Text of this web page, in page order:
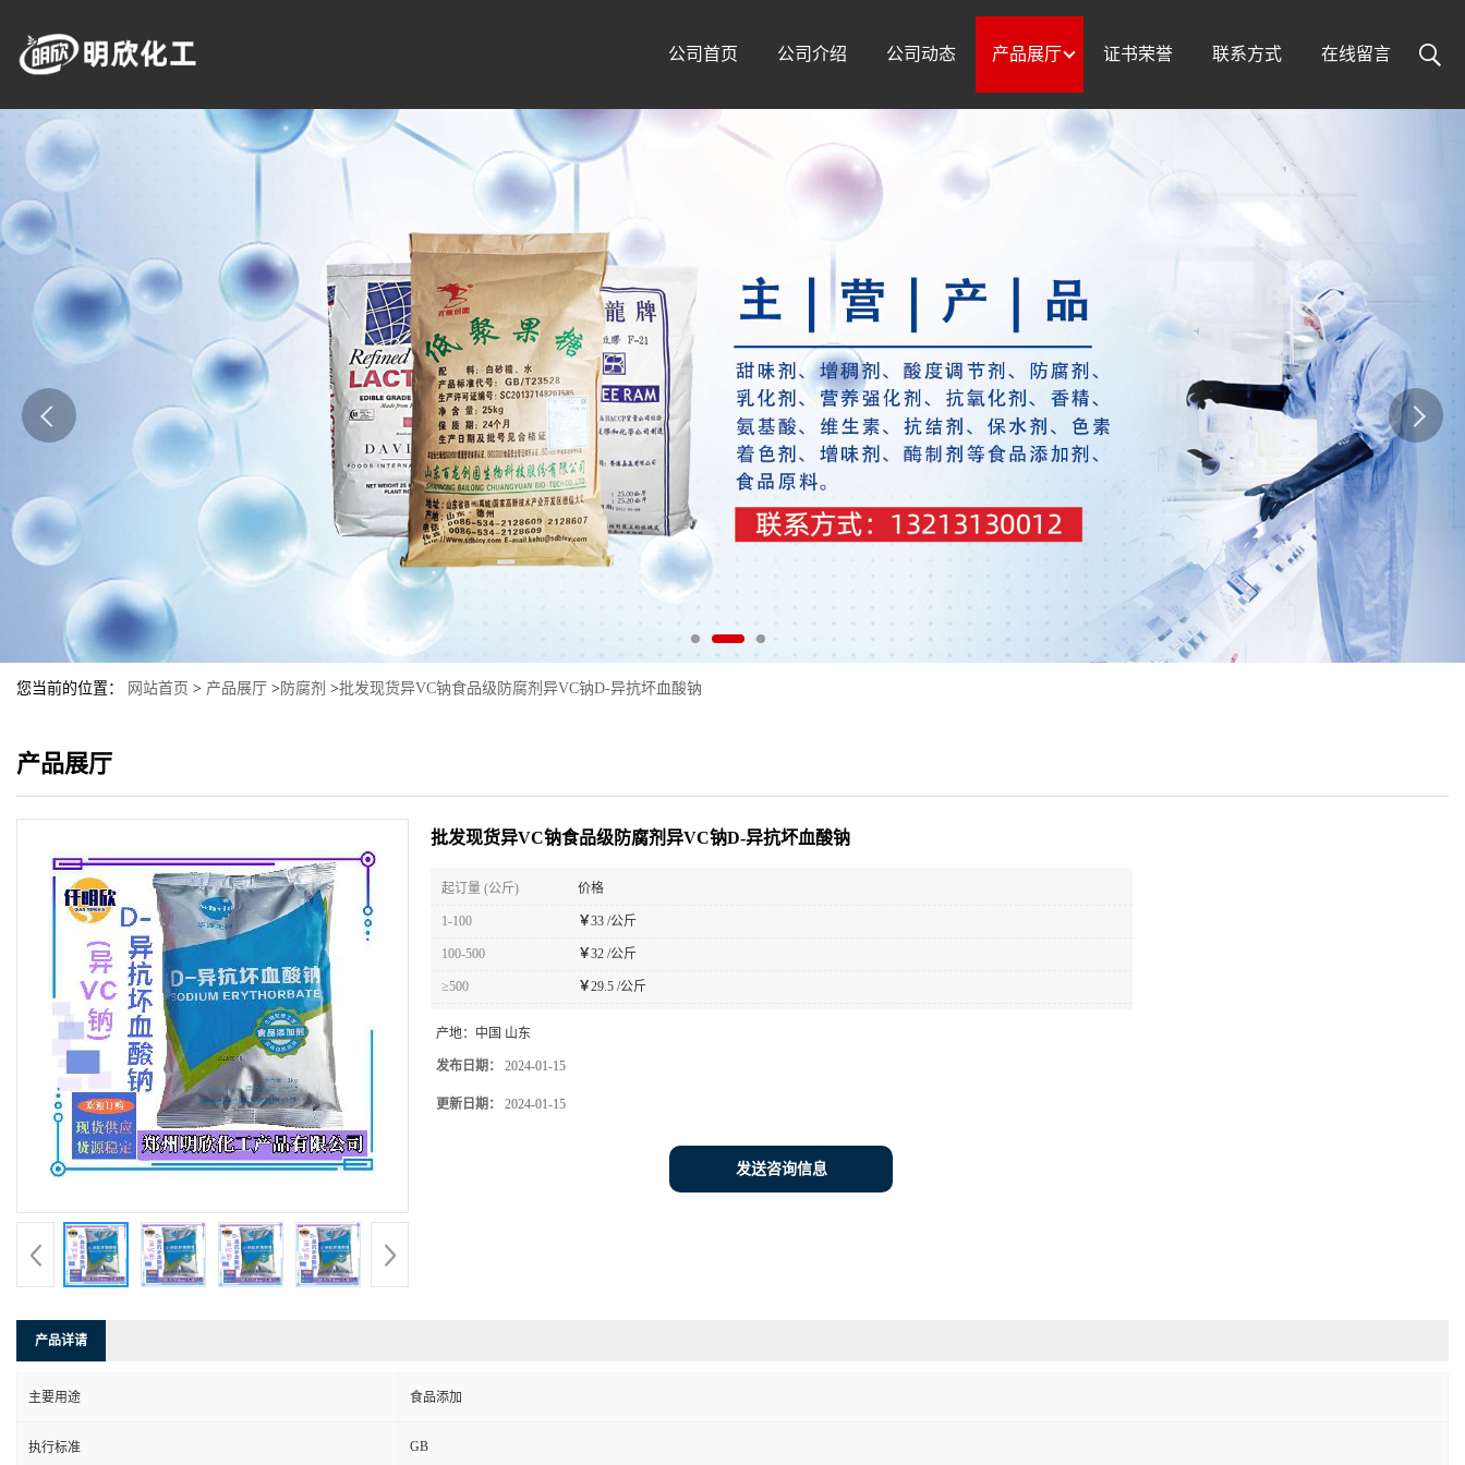
公司首页 公司介绍 公司动态 产品展厅 证书荣誉 联系方式 在线留言
您当前的位置： 网站首页 > 产品展厅 >防腐剂 >批发现货异VC钠食品级防腐剂异VC钠D-异抗坏血酸钠
产品展厅
批发现货异VC钠食品级防腐剂异VC钠D-异抗坏血酸钠
起订量 (公斤) 价格
1-100 ￥33 /公斤
100-500 ￥32 /公斤
≥500 ￥29.5 /公斤
产地： 中国 山东
发布日期： 2024-01-15
更新日期： 2024-01-15
发送咨询信息
产品详请
主要用途 食品添加
执行标准 GB